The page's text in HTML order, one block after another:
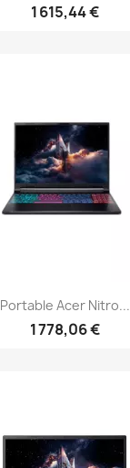
1 615,44 €
Portable Acer Nitro...
1 778,06 €